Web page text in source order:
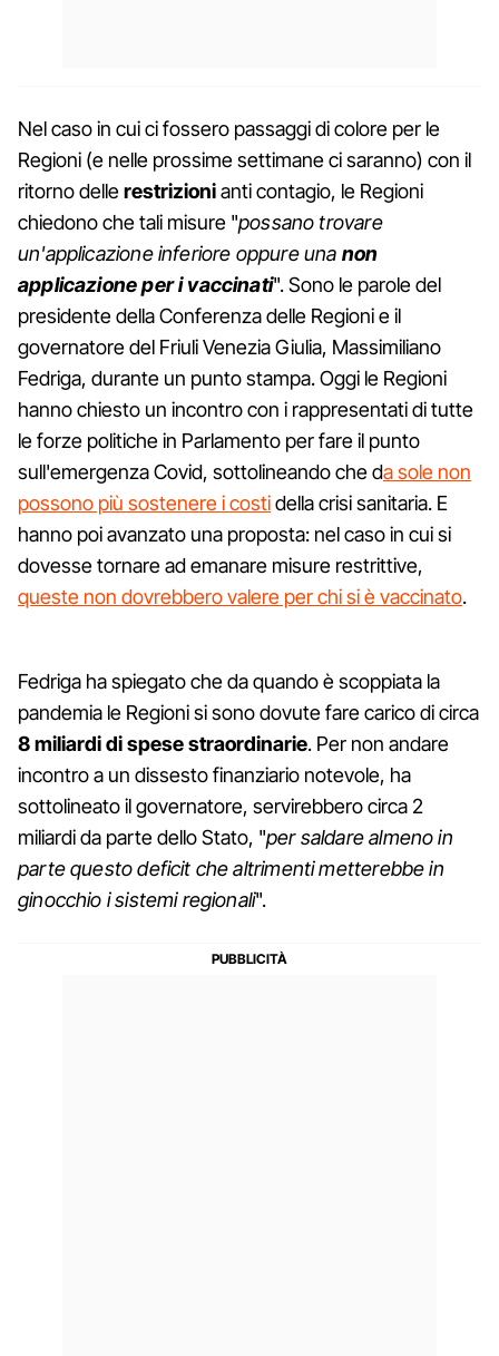
Nel caso in cui ci fossero passaggi di colore per le
Regioni (e nelle prossime settimane ci saranno) con il
ritorno dellerestrizionianti contagio, le Regioni
chiedono che tali misure "possano trovare
un'applicazione inferiore oppure una non
applicazione per i vaccinati". Sono le parole del
presidente della Conferenza delle Regioni e il
governatore del Friuli Venezia Giulia, Massimiliano
Fedriga, durante un punto stampa. Oggi le Regioni
hanno chiesto un incontro con i rappresentati di tutte
le forze politiche in Parlamento per fare il punto
sull'emergenza Covid, sottolineando che da sole non
possono più sostenere i costidella crisi sanitaria. E
hanno poi avanzato una proposta: nel caso in cui si
dovesse tornare ad emanare misure restrittive,
queste non dovrebbero valere per chi si è vaccinato.
Fedriga ha spiegato che da quando è scoppiata la
pandemia le Regioni si sono dovute fare carico di circa
8 miliardi di spese straordinarie. Per non andare
incontro a un dissesto finanziario notevole, ha
sottolineato il governatore, servirebbero circa 2
miliardi da parte dello Stato, "per saldare almeno in
parte questo deficit che altrimenti metterebbe in
ginocchio i sistemi regionali".